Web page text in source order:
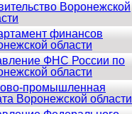
Воронежской
финансов
области
ФНС России по
области
промышленная
Воронежской области